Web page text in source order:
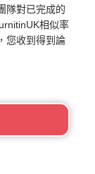
隊對已完成的
相似率
您收到得到論